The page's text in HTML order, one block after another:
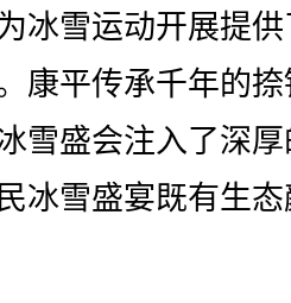
冰雪运动开展提
康平传承千年的
雪盛会注入了深
冰雪盛宴既有生